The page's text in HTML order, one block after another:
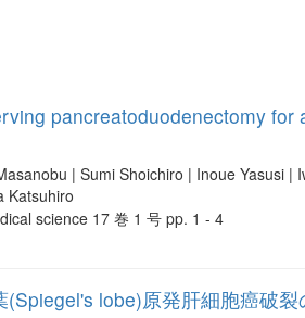
pancreatoduodenectomy
| Sumi Shoichiro | Inoue Yasusi |
Katsuhiro
science 17 巻 1 号 pp. 1 - 4
lobe)原発肝細胞癌破裂